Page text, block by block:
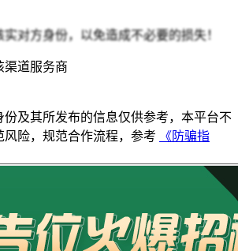
对方身份，以免造成不必要的损失！
渠道服务商
份及其所发布的信息仅供参考，本平台不
险，规范合作流程，参考
《防骗指